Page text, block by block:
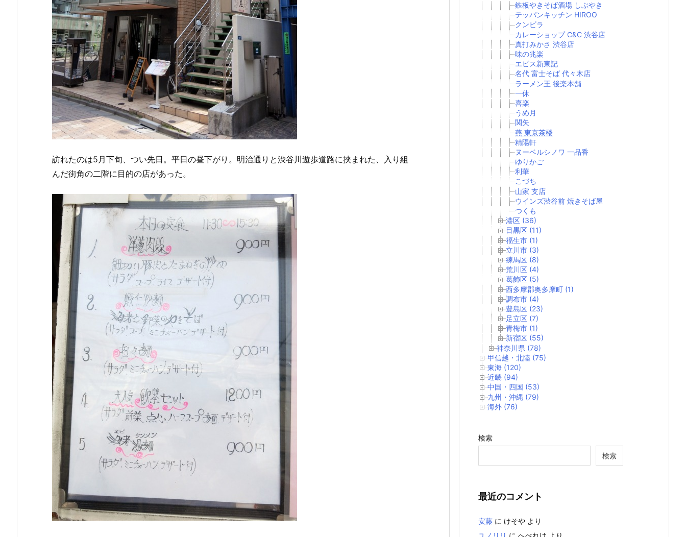
訪れたのは5月下旬、つい先日。平日の昼下がり。明治通りと渋谷川遊歩道路に挟まれた、入り組
んだ街角の二階に目的の店があった。
鉄板やきそば酒場 しぶやき
テッパンキッチン HIROO
クンビラ
カレーショップ C&C 渋谷店
真打みかさ 渋谷店
味の兆楽
エビス新東記
名代 富士そば 代々木店
ラーメン王 後楽本舗
一休
喜楽
うめ月
関矢
燕 東京茶楼
精陽軒
ヌーベルシノワ 一品香
ゆりかご
利華
こづち
山家 支店
ウインズ渋谷前 焼きそば屋
つくも
港区 (36)
目黒区 (11)
福生市 (1)
立川市 (3)
練馬区 (8)
荒川区 (4)
葛飾区 (5)
西多摩郡奥多摩町 (1)
調布市 (4)
豊島区 (23)
足立区 (7)
青梅市 (1)
新宿区 (55)
神奈川県 (78)
甲信越・北陸 (75)
東海 (120)
近畿 (94)
中国・四国 (53)
九州・沖縄 (79)
海外 (76)
検索
検索
最近のコメント
安藤 に けそや より
ユノリリ に へべれけ より